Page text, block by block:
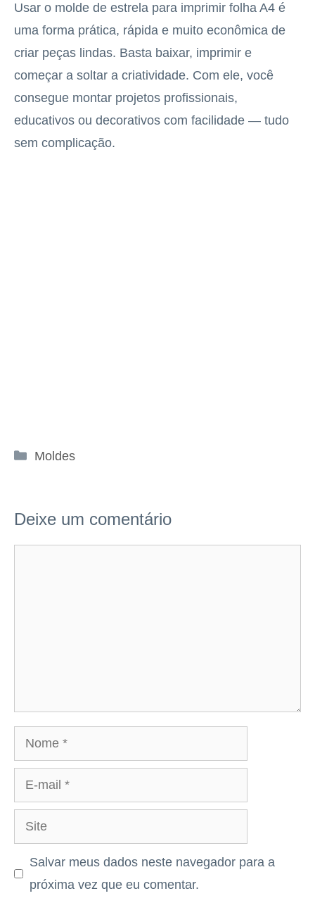
Usar o molde de estrela para imprimir folha A4 é
uma forma prática, rápida e muito econômica de
criar peças lindas. Basta baixar, imprimir e
começar a soltar a criatividade. Com ele, você
consegue montar projetos profissionais,
educativos ou decorativos com facilidade — tudo
sem complicação.
Categorias
Moldes
Deixe um comentário
Nome
mail
Site
Salvar meus dados neste navegador para a
próxima vez que eu comentar.